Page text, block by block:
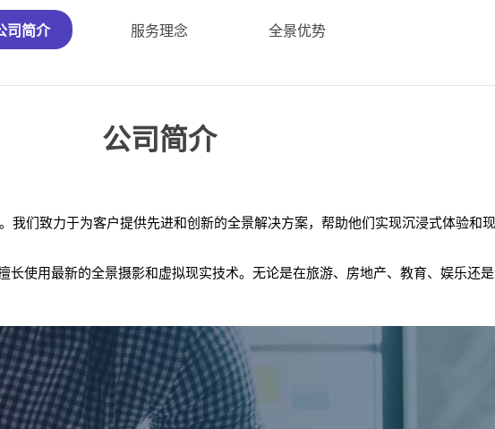
司简介 服务理念 全景优势
公司简介
们致力于为客户提供先进和创新的全景解决方案，帮助他们实现沉浸式体验和现
使用最新的全景摄影和虚拟现实技术。无论是在旅游、房地产、教育、娱乐还